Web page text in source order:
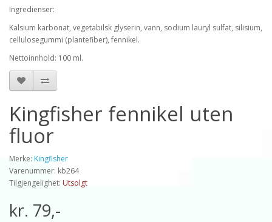
Ingredienser:
Kalsium karbonat, vegetabilsk glyserin, vann, sodium lauryl sulfat, silisium,
cellulosegummi (plantefiber), fennikel.
Nettoinnhold: 100 ml.
Kingfisher fennikel uten
fluor
Merke: Kingfisher
Varenummer: kb264
Tilgjengelighet: Utsolgt
kr. 79,-